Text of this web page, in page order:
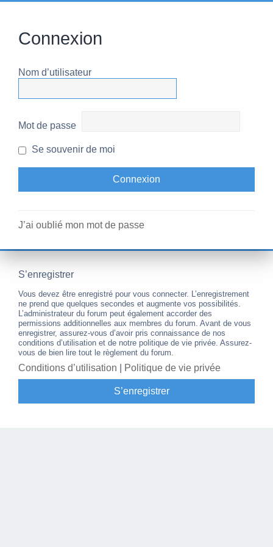
Connexion
Nom d’utilisateur
Mot de passe
Se souvenir de moi
J’ai oublié mon mot de passe
S’enregistrer
Vous devez être enregistré pour vous connecter. L’enregistrement
ne prend que quelques secondes et augmente vos possibilités.
L’administrateur du forum peut également accorder des
permissions additionnelles aux membres du forum. Avant de vous
enregistrer, assurez-vous d’avoir pris connaissance de nos
conditions d’utilisation et de notre politique de vie privée. Assurez-
vous de bien lire tout le règlement du forum.
Conditions d’utilisation Politique de vie privée
S’enregistrer